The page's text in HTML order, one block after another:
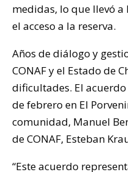
medidas, lo que llevó
el acceso a la reserva.
Años de diálogo y
CONAF y el Estado de
dificultades. El
de febrero en El
comunidad, Manuel
de CONAF, Esteban
“Este acuerdo